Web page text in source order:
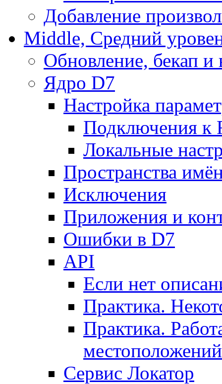
Добавление
Middle, Средний
Обновление, бекап и
Ядро D7
Настройка
Подключения к
Локальные
Пространства
Исключения
Приложения и
Ошибки в D7
API
Если нет
Практика.
Практика.
местоположений
Сервис Локатор